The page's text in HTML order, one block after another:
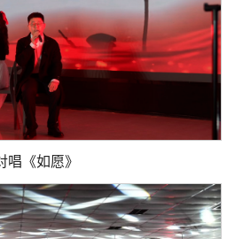
唱《如愿》